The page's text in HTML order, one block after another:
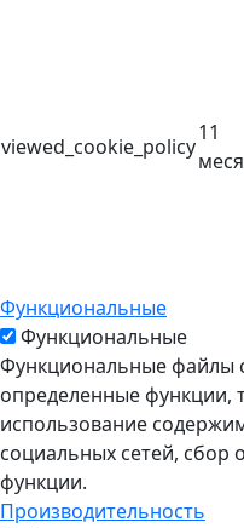
viewed_cookie_policy
11
Функциональные
Функциональные
Функциональные файлы
определенные функции,
использование
социальных сетей, сбор
функции.
Производительность